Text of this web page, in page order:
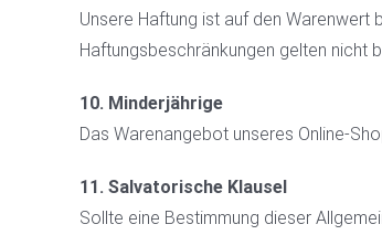
Unsere Haftung ist auf den
Haftungsbeschränkungen gelten nicht
10. Minderjährige
Das Warenangebot unseres Online-
11. Salvatorische Klausel
Sollte eine Bestimmung dieser